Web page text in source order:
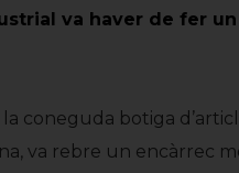
va haver de fer
coneguda botiga
va rebre un encàrrec